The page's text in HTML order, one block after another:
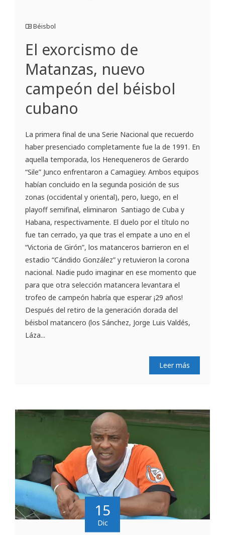
Béisbol
El exorcismo de
Matanzas, nuevo
campeón del béisbol
cubano
La primera final de una Serie Nacional que recuerdo
haber presenciado completamente fue la de 1991. En
aquella temporada, los Henequeneros de Gerardo
“Sile” Junco enfrentaron a Camagüey. Ambos equipos
habían concluido en la segunda posición de sus
zonas (occidental y oriental), pero, luego, en el
playoff semifinal, eliminaron Santiago de Cuba y
Habana, respectivamente. El duelo por el título no
fue tan cerrado, ya que tras el empate a uno en el
“Victoria de Girón”, los matanceros barrieron en el
estadio “Cándido González” y retuvieron la corona
nacional. Nadie pudo imaginar en ese momento que
para que otra selección matancera levantara el
trofeo de campeón habría que esperar ¡29 años!
Después del retiro de la generación dorada del
béisbol matancero (los Sánchez, Jorge Luis Valdés,
Láza...
Leer más
15
Dic